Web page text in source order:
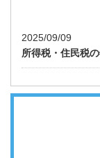
2025/09/09
所得税・住民税